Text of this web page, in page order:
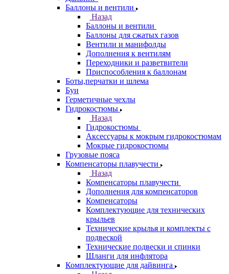
Баллоны и вентили
Назад
Баллоны и вентили
Баллоны для сжатых газов
Вентили и манифолды
Дополнения к вентилям
Переходники и разветвители
Приспособления к баллонам
Боты,перчатки и шлема
Буи
Герметичные чехлы
Гидрокостюмы
Назад
Гидрокостюмы
Аксессуары к мокрым гидрокостюмам
Мокрые гидрокостюмы
Грузовые пояса
Компенсаторы плавучести
Назад
Компенсаторы плавучести
Дополнения для компенсаторов
Компенсаторы
Комплектующие для технических
крыльев
Технические крылья и комплекты с
подвеской
Технические подвески и спинки
Шланги для инфлятора
Комплектующие для дайвинга